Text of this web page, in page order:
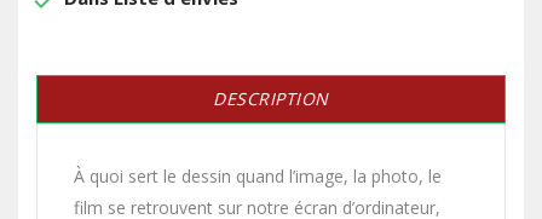
DESCRIPTION
À quoi sert le dessin quand l’image, la photo, le
film se retrouvent sur notre écran d’ordinateur,